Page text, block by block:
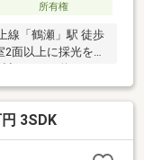
所有権
線「鶴瀬」駅 徒歩
面以上に採光を確
見渡せる対面式・
ニー有・ベビーカ
は1616サイズ・
学校 徒歩3分(約
す ━━━━━・・・
3SDK